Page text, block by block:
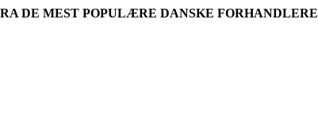
DE MEST POPULÆRE DANSKE FORHANDLERE